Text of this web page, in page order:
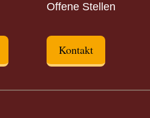
Offene Stellen
Kontakt